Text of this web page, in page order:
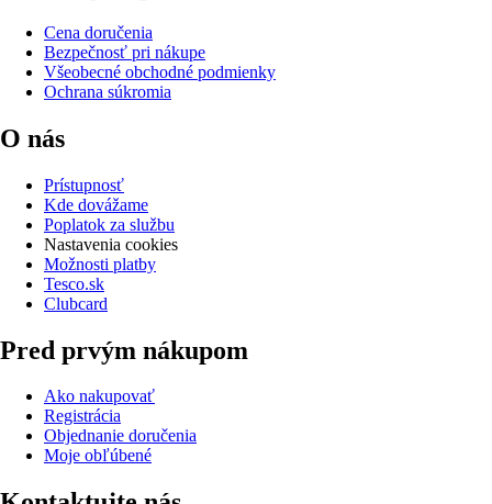
Cena doručenia
Bezpečnosť pri nákupe
Všeobecné obchodné podmienky
Ochrana súkromia
O nás
Prístupnosť
Kde dovážame
Poplatok za službu
Nastavenia cookies
Možnosti platby
Tesco.sk
Clubcard
Pred prvým nákupom
Ako nakupovať
Registrácia
Objednanie doručenia
Moje obľúbené